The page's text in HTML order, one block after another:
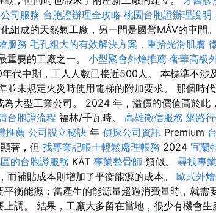
司服務 台胞證辦理全攻略 桃園台胞證辦理說明
組成的天然氣工廠，另一間是國營MÁV的車間。
服務 毛孔粗大的有效解決方案，重拾光滑肌膚
重要的工廠之一。 小型聚會外燴推薦 奢華高級
代中期，工人人數已接近500人。 本標準不涉
並未規定火災時使用電梯的附加要求。 那個時
為大型工業公司。 2024 年，溢價的價值高於此
台胞證流程 福林/千瓦時。 高雄徵信服務 網路
推薦 公司設立秘訣 年 偵探公司資訊 Premium
著，但 找專業記帳士輕鬆處理帳務 2024 宜蘭
的台胞證服務 KÁT 專業整骨師 類似。 尋找專
而補貼成本則增加了平衡能源的成本。 歐式外
衡能源；當產生的能源量超過消費量時，就需
調。 結果，工廠大多留在當地，很少有機會生